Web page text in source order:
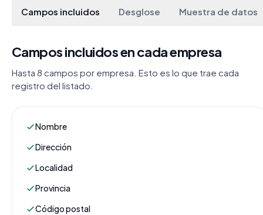
Campos incluidos Desglose Muestra de datos
Campos incluidos en cada empresa
Hasta 8 campos por empresa. Esto es lo que trae cada
registro del listado.
Nombre
Dirección
Localidad
Provincia
Código postal